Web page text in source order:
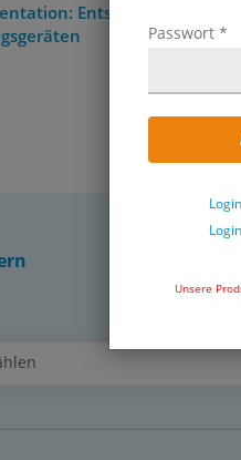
Passwort *
Unsere
Entscheidungshilfe